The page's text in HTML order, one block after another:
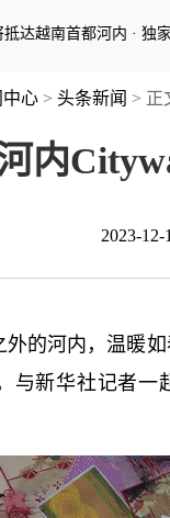
河内·独家视频丨习近
河内 独家视频丨习近
心 > 头条新闻 > 正
内
2023-
外的河内，温暖
与新华社记者一